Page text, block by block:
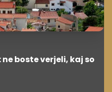
boste verjeli, kaj so